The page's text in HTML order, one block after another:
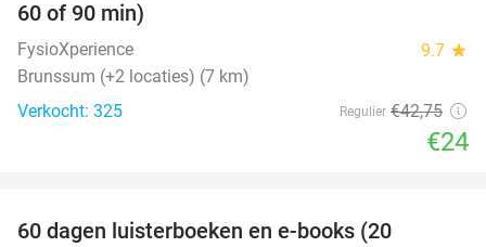
60 of 90 min)
FysioXperience 9.7 star
Brunssum (+2 locaties) (7 km)
Verkocht: 325
Regulier €42,75
€24
60 dagen luisterboeken en e-books (20